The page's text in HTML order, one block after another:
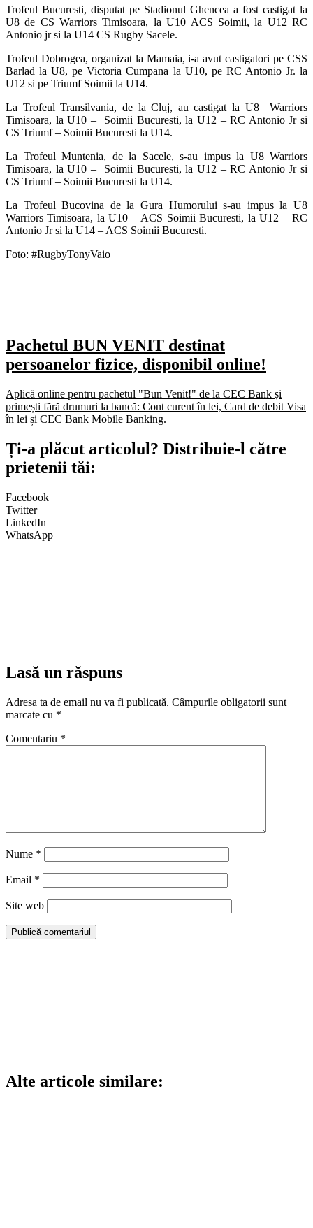
Trofeul Bucuresti, disputat pe Stadionul Ghencea a fost castigat la
U8 de CS Warriors Timisoara, la U10 ACS Soimii, la U12 RC
Antonio jr si la U14 CS Rugby Sacele.
Trofeul Dobrogea, organizat la Mamaia, i-a avut castigatori pe CSS
Barlad la U8, pe Victoria Cumpana la U10, pe RC Antonio Jr. la
U12 si pe Triumf Soimii la U14.
La Trofeul Transilvania, de la Cluj, au castigat la U8 Warriors
Timisoara, la U10 – Soimii Bucuresti, la U12 – RC Antonio Jr si
CS Triumf – Soimii Bucuresti la U14.
La Trofeul Muntenia, de la Sacele, s-au impus la U8 Warriors
Timisoara, la U10 – Soimii Bucuresti, la U12 – RC Antonio Jr si
CS Triumf – Soimii Bucuresti la U14.
La Trofeul Bucovina de la Gura Humorului s-au impus la U8
Warriors Timisoara, la U10 – ACS Soimii Bucuresti, la U12 – RC
Antonio Jr si la U14 – ACS Soimii Bucuresti.
Foto: #RugbyTonyVaio
Pachetul BUN VENIT destinat
persoanelor fizice, disponibil online!
Aplică online pentru pachetul "Bun Venit!" de la CEC Bank și
primești fără drumuri la bancă: Cont curent în lei, Card de debit Visa
în lei și CEC Bank Mobile Banking.​
Ți-a plăcut articolul? Distribuie-l către
prietenii tăi:
Facebook
Twitter
LinkedIn
WhatsApp
Lasă un răspuns
Adresa ta de email nu va fi publicată. Câmpurile obligatorii sunt
marcate cu *
Comentariu *
Nume *
Email *
Site web
Alte articole similare: